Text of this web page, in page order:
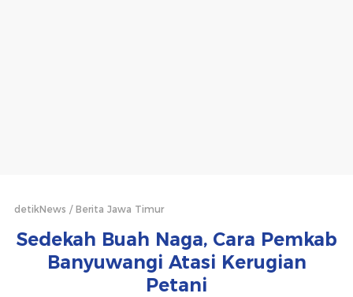
detikNews Berita Jawa Timur
Sedekah Buah Naga, Cara Pemkab
Banyuwangi Atasi Kerugian
Petani